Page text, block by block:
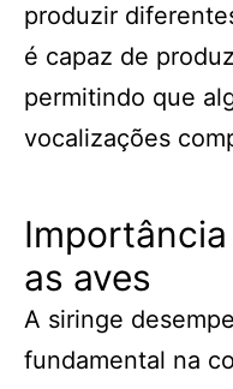
produzir
é capaz de
permitindo que
vocalizações
as aves
A siringe
fundamental na